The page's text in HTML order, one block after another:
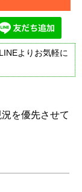
よりお気軽に
を優先させて